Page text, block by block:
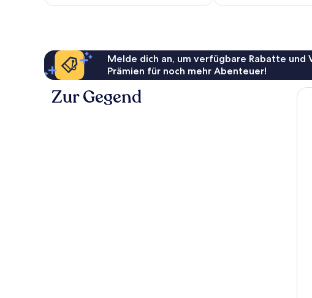
Melde dich an, um verfügbare Rabatte und
Prämien für noch mehr Abenteuer!
Zur Gegend